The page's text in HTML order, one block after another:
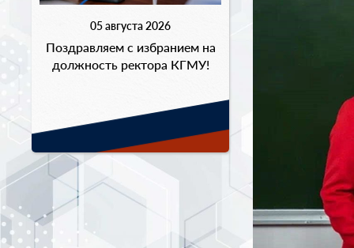
05 августа 2026
Поздравляем с избранием на
должность ректора КГМУ!